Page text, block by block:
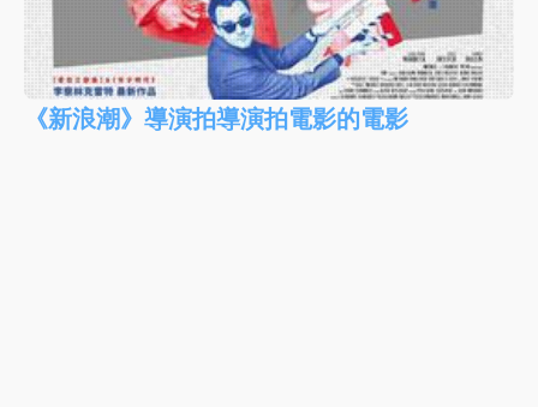
《新浪潮》導演拍導演拍電影的電影